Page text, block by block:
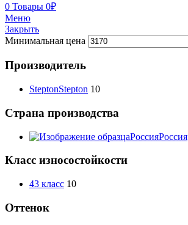
0 Товары 0₽
Меню
Закрыть
Минимальная цена
Производитель
SteptonStepton 10
Страна производства
РоссияРоссия
Класс износостойкости
43 класс 10
Оттенок